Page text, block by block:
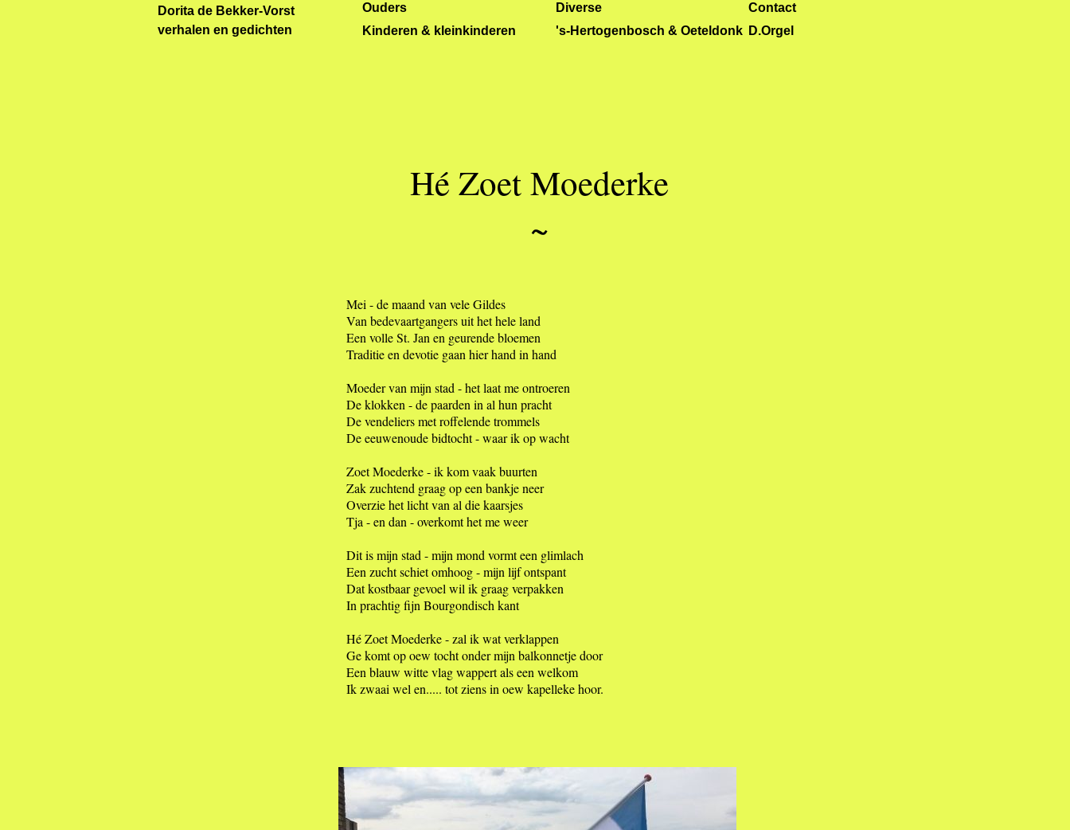
Dorita de Bekker-Vorst
verhalen en gedichten
's-Hertogenbosch & Oeteldonk
Ouders
Kinderen & kleinkinderen
Diverse
Contact
D.Orgel
Hé Zoet Moederke
~
Mei - de maand van vele Gildes
Van bedevaartgangers uit het hele land
Een volle St. Jan en geurende bloemen
Traditie en devotie gaan hier hand in hand
Moeder van mijn stad - het laat me ontroeren
De klokken - de paarden in al hun pracht
De vendeliers met roffelende trommels
De eeuwenoude bidtocht - waar ik op wacht
Zoet Moederke - ik kom vaak buurten
Zak zuchtend graag op een bankje neer
Overzie het licht van al die kaarsjes
Tja - en dan - overkomt het me weer
Dit is mijn stad - mijn mond vormt een glimlach
Een zucht schiet omhoog - mijn lijf ontspant
Dat kostbaar gevoel wil ik graag verpakken
In prachtig fijn Bourgondisch kant
Hé Zoet Moederke - zal ik wat verklappen
Ge komt op oew tocht onder mijn balkonnetje door
Een blauw witte vlag wappert als een welkom
Ik zwaai wel en..... tot ziens in oew kapelleke hoor.